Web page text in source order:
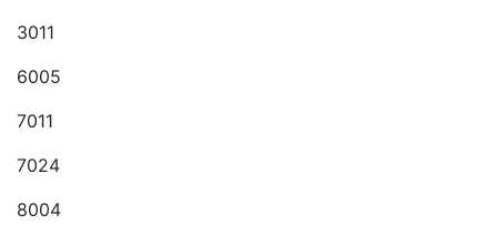
3011
6005
7011
7024
8004